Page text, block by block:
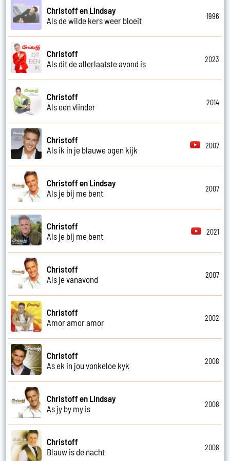
Christoff en Lindsay
Als de wilde kers weer bloeit
1996
Christoff
Als dit de allerlaatste avond is
2023
Christoff
Als een vlinder
2014
Christoff
Als ik in je blauwe ogen kijk
2007
Christoff en Lindsay
Als je bij me bent
2007
Christoff
Als je bij me bent
2021
Christoff
Als je vanavond
2007
Christoff
Amor amor amor
2002
Christoff
As ek in jou vonkeloe kyk
2008
Christoff en Lindsay
As jy by my is
2008
Christoff
Blauw is de nacht
2008